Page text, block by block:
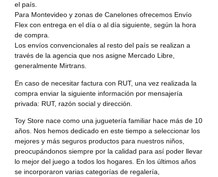
el país.
Para Montevideo y zonas de Canelones ofrecemos Envío
Flex con entrega en el día o al día siguiente, según la hora
de compra.
Los envíos convencionales al resto del país se realizan a
través de la agencia que nos asigne Mercado Libre,
generalmente Mirtrans.
En caso de necesitar factura con RUT, una vez realizada la
compra enviar la siguiente información por mensajería
privada: RUT, razón social y dirección.
Toy Store nace como una juguetería familiar hace más de 10
años. Nos hemos dedicado en este tiempo a seleccionar los
mejores y más seguros productos para nuestros niños,
preocupándonos siempre por la calidad para así poder llevar
lo mejor del juego a todos los hogares. En los últimos años
se incorporaron varias categorías de regalería,